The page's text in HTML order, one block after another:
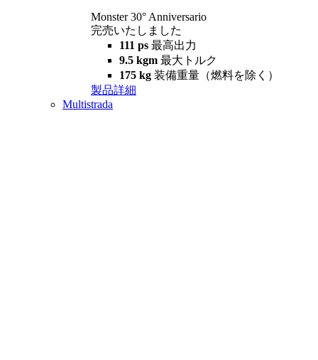
Monster 30° Anniversario
完売いたしました
111 ps 最高出力
9.5 kgm 最大トルク
175 kg 装備重量（燃料を除く）
製品詳細
Multistrada